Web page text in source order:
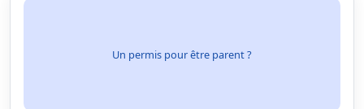
Un permis pour être parent ?